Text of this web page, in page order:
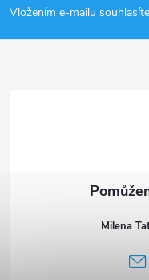
p
a
Vložením e-mailu
Milena